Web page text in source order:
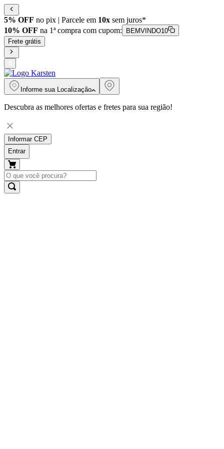
5% OFF no pix | Parcele em 10x sem juros*
10% OFF na 1ª compra com cupom:
BEMVINDO10
Frete grátis
Informe sua Localização
Descubra as melhores ofertas e fretes para sua região!
Informar CEP
Entrar